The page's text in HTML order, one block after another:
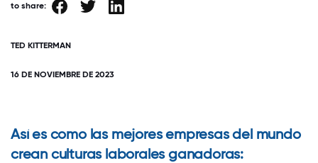
to share:
TED KITTERMAN
16 DE NOVIEMBRE DE 2023
Así es como las mejores empresas del mundo
crean culturas laborales ganadoras: